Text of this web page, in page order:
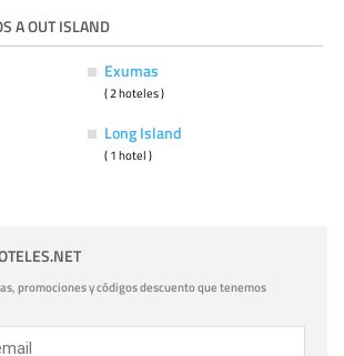
A OUT ISLAND
Exumas
( 2 hoteles )
Long Island
( 1 hotel )
promociones y códigos descuento que tenemos